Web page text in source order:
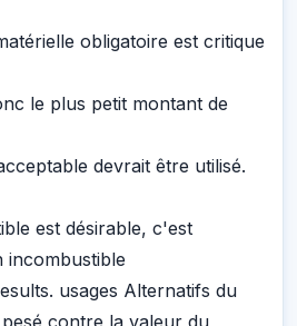
obligatoire est critique
le plus petit montant de
devrait être utilisé.
est désirable, c'est
incombustible
usages Alternatifs du
contre la valeur du